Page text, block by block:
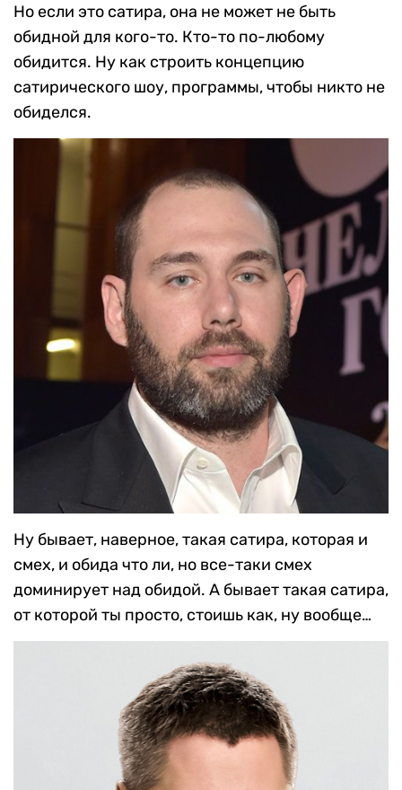
Но если это сатира, она не может не быть
обидной для кого-то. Кто-то по-любому
обидится. Ну как строить концепцию
сатирического шоу, программы, чтобы никто не
обиделся.
Ну бывает, наверное, такая сатира, которая и
смех, и обида что ли, но все-таки смех
доминирует над обидой. А бывает такая сатира,
от которой ты просто, стоишь как, ну вообще…